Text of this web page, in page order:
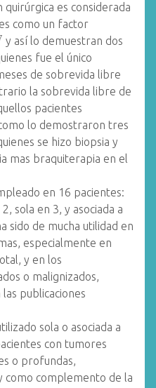
quirúrgica es considerada
como un factor
y así lo demuestran dos
fue el único
de sobrevida libre
la sobrevida libre de
pacientes
lo demostraron tres
se hizo biopsia y
mas braquiterapia en el
en 16 pacientes:
sola en 3, y asociada a
sido de mucha utilidad en
especialmente en
y en los
o malignizados,
publicaciones
sola o asociada a
con tumores
o profundas,
como complemento de la